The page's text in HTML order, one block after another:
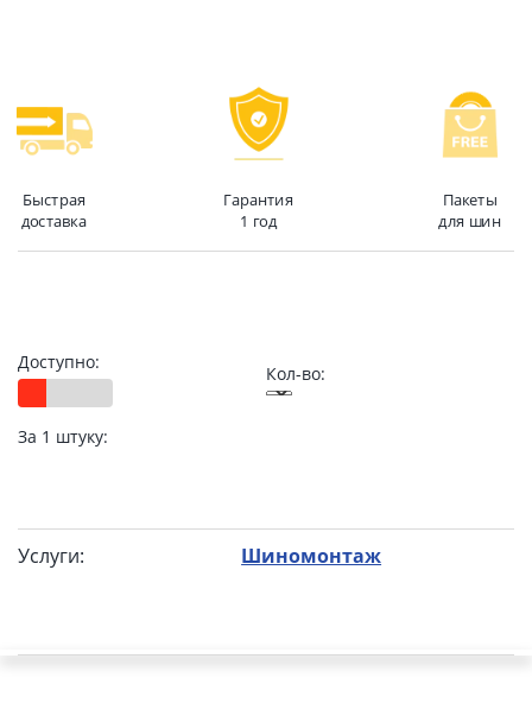
Быстрая
доставка
Гарантия
1 год
Пакеты
для шин
Доступно:
Кол-во:
За 1 штуку:
Услуги: Шиномонтаж